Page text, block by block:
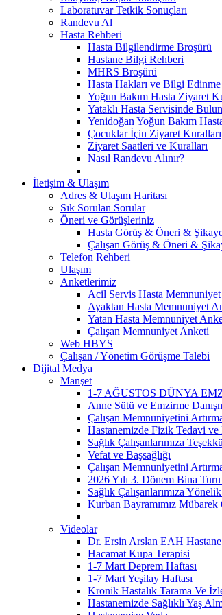
Laboratuvar Tetkik Sonuçları
Randevu Al
Hasta Rehberi
Hasta Bilgilendirme Broşürü
Hastane Bilgi Rehberi
MHRS Broşürü
Hasta Hakları ve Bilgi Edinme
Yoğun Bakım Hasta Ziyaret
Yataklı Hasta Servisinde
Yenidoğan Yoğun Bakım
Çocuklar İçin Ziyaret Kuralları
Ziyaret Saatleri ve Kuralları
Nasıl Randevu Alınır?
İletişim & Ulaşım
Adres & Ulaşım Haritası
Sık Sorulan Sorular
Öneri ve Görüşleriniz
Hasta Görüş & Öneri &
Çalışan Görüş & Öneri &
Telefon Rehberi
Ulaşım
Anketlerimiz
Acil Servis Hasta
Ayaktan Hasta Memnuniyet
Yatan Hasta Memnuniyet
Çalışan Memnuniyet Anketi
Web HBYS
Çalışan / Yönetim Görüşme Talebi
Dijital Medya
Manşet
1-7 AĞUSTOS DÜNYA
Anne Sütü ve Emzirme
Çalışan Memnuniyetini
Hastanemizde Fizik Tedavi
Sağlık Çalışanlarımıza
Vefat ve Başsağlığı
Çalışan Memnuniyetini
2026 Yılı 3. Dönem Bina
Sağlık Çalışanlarımıza
Kurban Bayramımız Mübarek
Videolar
Dr. Ersin Arslan EAH
Hacamat Kupa Terapisi
1-7 Mart Deprem Haftası
1-7 Mart Yeşilay Haftası
Kronik Hastalık Tarama Ve
Hastanemizde Sağlıklı Yaş